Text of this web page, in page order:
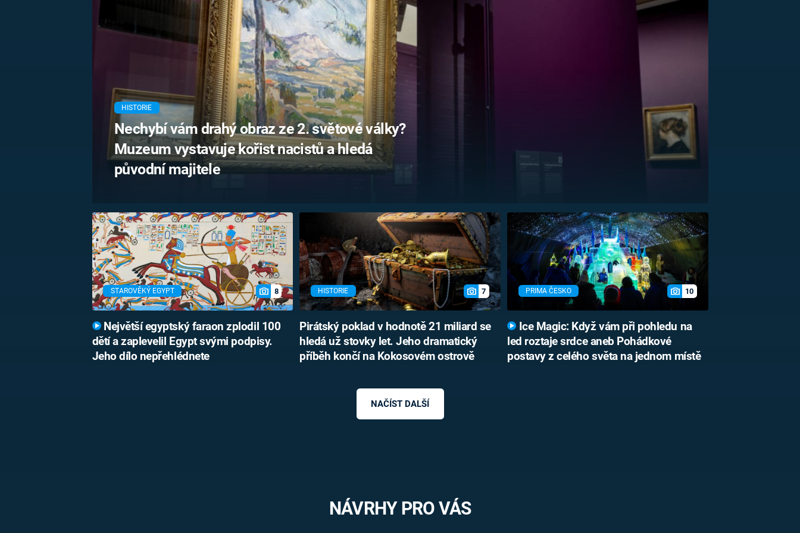
MARIE TEREZIE
NAPOLEON
BONAPARTE
BRITSKÁ
KRÁLOVSKÁ
RODINA
UFO A
MIMOZEMŠŤANÉ
UTAJENÉ PŘÍBĚHY
ČESKÝCH DĚJIN
ALTERNATIVNÍ
HISTORIE
FILMY VERSUS
HISTORIE
Nechybí vám drahý obraz ze 2. světové války?
Muzeum vystavuje kořist nacistů a hledá
původní majitele
STAROVĚKÝ EGYPT 8
Největší egyptský faraon zplodil 100
dětí a zaplevelil Egypt svými podpisy.
Jeho dílo nepřehlédnete
HISTORIE 7
Pirátský poklad v hodnotě 21 miliard se
hledá už stovky let. Jeho dramatický
příběh končí na Kokosovém ostrově
PRIMA ČESKO 10
Ice Magic: Když vám při pohledu na
led roztaje srdce aneb Pohádkové
postavy z celého světa na jednom místě
NAČÍST DALŠÍ
NÁVRHY PRO VÁS